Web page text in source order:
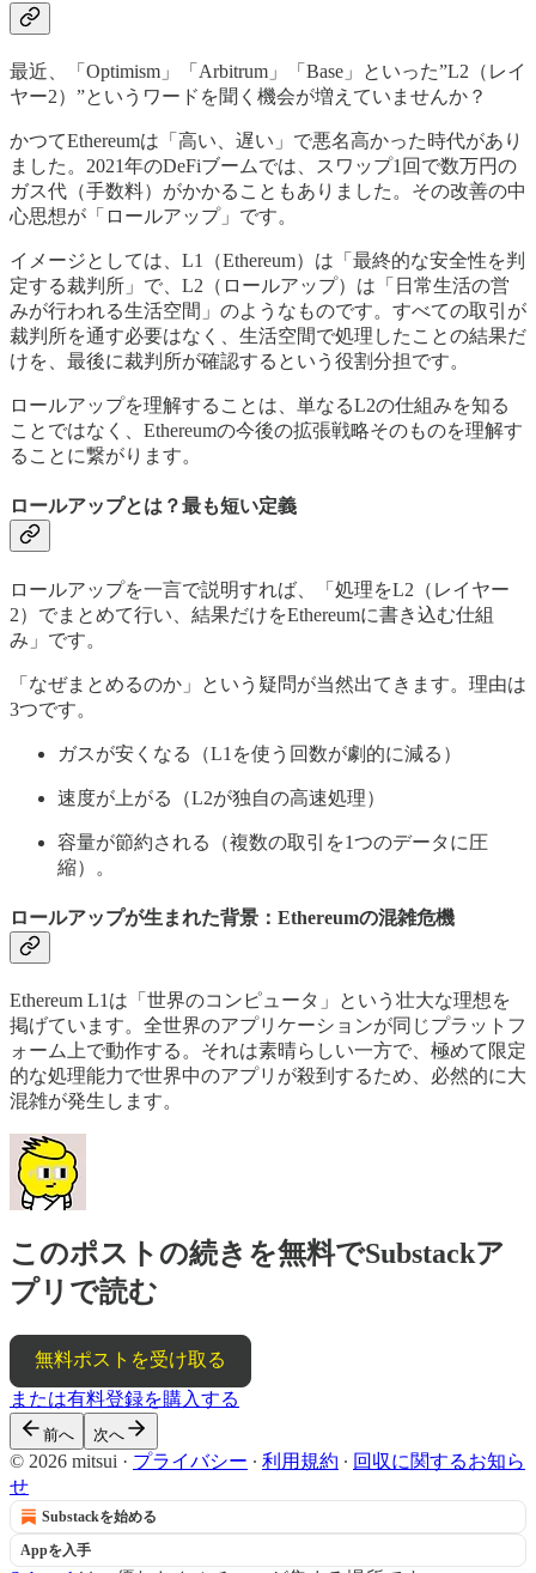
最近、「Optimism」「Arbitrum」「Base」といった”L2（レイ
ヤー2）”というワードを聞く機会が増えていませんか？
かつてEthereumは「高い、遅い」で悪名高かった時代があり
ました。2021年のDeFiブームでは、スワップ1回で数万円の
ガス代（手数料）がかかることもありました。その改善の中
心思想が「ロールアップ」です。
イメージとしては、L1（Ethereum）は「最終的な安全性を判
定する裁判所」で、L2（ロールアップ）は「日常生活の営
みが行われる生活空間」のようなものです。すべての取引が
裁判所を通す必要はなく、生活空間で処理したことの結果だ
けを、最後に裁判所が確認するという役割分担です。
ロールアップを理解することは、単なるL2の仕組みを知る
ことではなく、Ethereumの今後の拡張戦略そのものを理解す
ることに繋がります。
ロールアップとは？最も短い定義
ロールアップを一言で説明すれば、「処理をL2（レイヤー
2）でまとめて行い、結果だけをEthereumに書き込む仕組
み」です。
「なぜまとめるのか」という疑問が当然出てきます。理由は
3つです。
ガスが安くなる（L1を使う回数が劇的に減る）
速度が上がる（L2が独自の高速処理）
容量が節約される（複数の取引を1つのデータに圧
縮）。
ロールアップが生まれた背景：Ethereumの混雑危機
Ethereum L1は「世界のコンピュータ」という壮大な理想を
掲げています。全世界のアプリケーションが同じプラットフ
ォーム上で動作する。それは素晴らしい一方で、極めて限定
的な処理能力で世界中のアプリが殺到するため、必然的に大
混雑が発生します。
このポストの続きを無料でSubstackア
プリで読む
無料ポストを受け取る
または有料登録を購入する
前へ 次へ
© 2026 mitsui · プライバシー ∙ 利用規約 ∙ 回収に関するお知ら
せ
Substackを始める
Appを入手